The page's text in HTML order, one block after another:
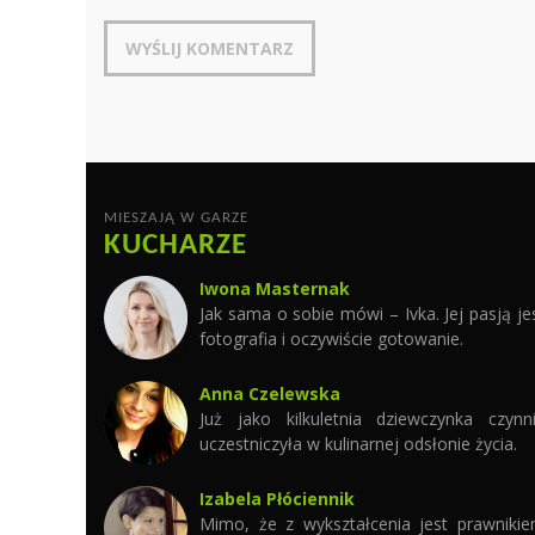
MIESZAJĄ W GARZE
KUCHARZE
Iwona Masternak
Jak sama o sobie mówi – Ivka. Jej pasją
fotografia i oczywiście gotowanie.
Anna Czelewska
Już jako kilkuletnia dziewczynka
uczestniczyła w kulinarnej odsłonie życia.
Izabela Płóciennik
Mimo, że z wykształcenia jest